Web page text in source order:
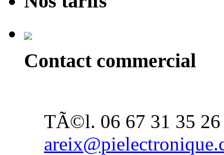
Contact commercial
TÃ©l. 06 67 31 35 26